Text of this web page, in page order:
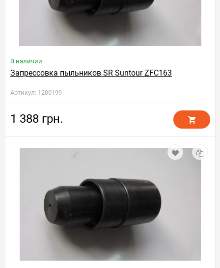
В наличии
Запрессовка пыльников SR Suntour ZFC163
Артикул: 1200199
1 388 грн.